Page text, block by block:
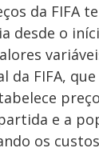
da FIFA
desde o
da FIFA,
e a
os